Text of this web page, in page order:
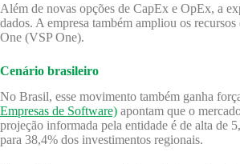
Além de novas opções de CapEx e OpEx, a
dados. A empresa também ampliou os
One (VSP One).
Cenário brasileiro
No Brasil, esse movimento também ganha
Empresas de Software) apontam que o
projeção informada pela entidade é de alta de
para 38,4% dos investimentos regionais.